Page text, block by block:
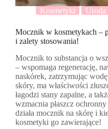
Kosmetyki Uroda
Mocznik w kosmetykach –
i zalety stosowania!
Mocznik to substancja o
– wspomaga regenerację,
naskórek, zatrzymując
skóry, ma właściwości
łagodzi stany zapalne, a
wzmacnia płaszcz
działa mocznik na skórę i
kosmetyki go zawierające!